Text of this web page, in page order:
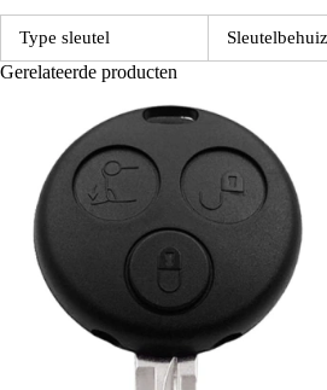
Type sleutel
Gerelateerde producten